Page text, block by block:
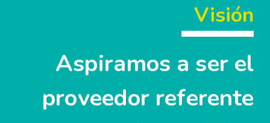
Visión
Aspiramos a ser el
proveedor referente